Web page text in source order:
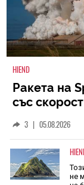
HIEND
Ракета на
със
3 | 05.08.2026
не